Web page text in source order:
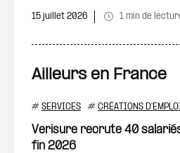
15 juillet 2026 1 min de
Ailleurs en France
# SERVICES # CRÉATIONS
Verisure recrute 40 salariés
fin 2026